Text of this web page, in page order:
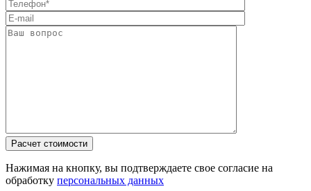
Нажимая на кнопку, вы подтверждаете свое согласие на
обработку персональных данных